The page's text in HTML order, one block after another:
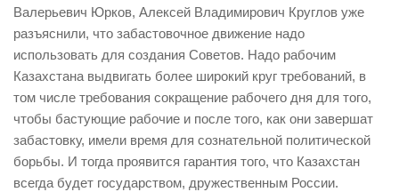
Валерьевич Юрков, Алексей Владимирович Круглов уже
разъяснили, что забастовочное движение надо
использовать для создания Советов. Надо рабочим
Казахстана выдвигать более широкий круг требований, в
том числе требования сокращение рабочего дня для того,
чтобы бастующие рабочие и после того, как они завершат
забастовку, имели время для сознательной политической
борьбы. И тогда проявится гарантия того, что Казахстан
всегда будет государством, дружественным России.